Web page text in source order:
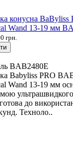
конусна BaByliss
Wand 13-19 мм
грн.
BAB2480E
Babyliss PRO
Wand 13-19 мм
до
Техноло..